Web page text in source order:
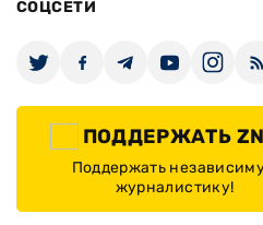
СОЦСЕТИ
ПОДДЕРЖАТЬ
Поддержать
журналистику!